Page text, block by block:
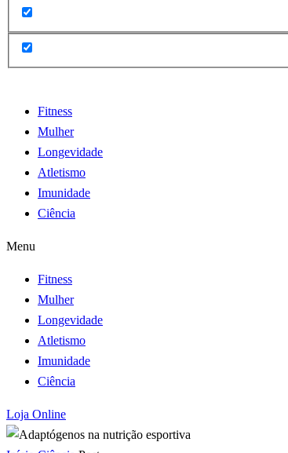
Fitness
Mulher
Longevidade
Atletismo
Imunidade
Ciência
Menu
Fitness
Mulher
Longevidade
Atletismo
Imunidade
Ciência
Loja Online